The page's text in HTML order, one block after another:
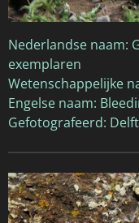
Nederlandse naam:
exemplaren
Wetenschappelijke
Engelse naam:
Gefotografeerd: